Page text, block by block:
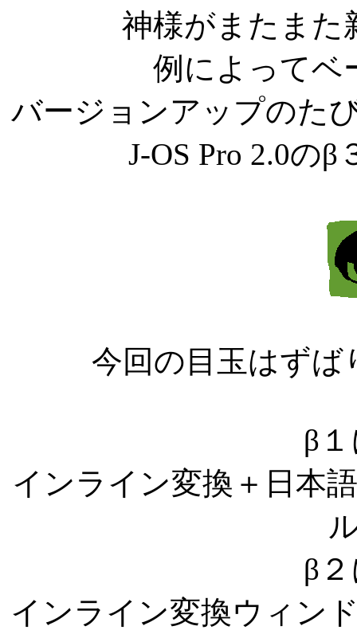
神様がまたまた
例によってベ
バージョンアップのた
J-OS Pro 2.0の
今回の目玉はずば
β
インライン変換＋日本
β
インライン変換ウィン